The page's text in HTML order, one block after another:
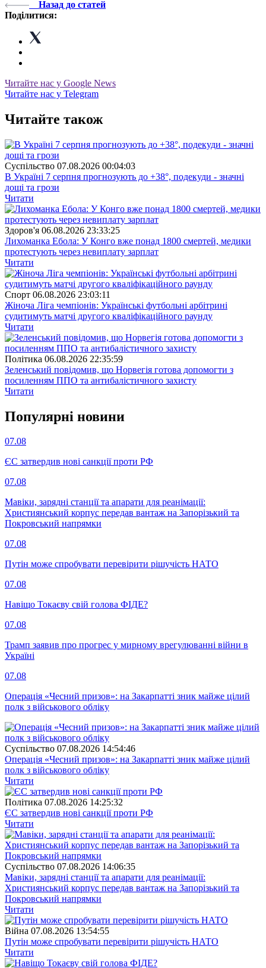
Назад до статей
Поділитися:
Читайте нас у Google News
Читайте нас у Telegram
Читайте також
Суспiльство 07.08.2026 00:04:03
В Україні 7 серпня прогнозують до +38°, подекуди - значні
дощі та грози
Читати
Здоров'я 06.08.2026 23:33:25
Лихоманка Ебола: У Конго вже понад 1800 смертей, медики
протестують через невиплату зарплат
Читати
Спорт 06.08.2026 23:03:11
Жіноча Ліга чемпіонів: Українські футбольні арбітрині
судитимуть матчі другого кваліфікаційного раунду
Читати
Полiтика 06.08.2026 22:35:59
Зеленський повідомив, що Норвегія готова допомогти з
посиленням ППО та антибалістичного захисту
Читати
Популярнi новини
07.08
ЄС затвердив нові санкції проти РФ
07.08
Мавіки, зарядні станції та апарати для реанімації:
Християнський корпус передав вантаж на Запорізький та
Покровський напрямки
07.08
Путін може спробувати перевірити рішучість НАТО
07.08
Навіщо Токаєву свій голова ФІДЕ?
07.08
Трамп заявив про прогрес у мирному врегулюванні війни в
Україні
07.08
Операція «Чесний призов»: на Закарпатті зник майже цілий
полк з військового обліку
Суспiльство 07.08.2026 14:54:46
Операція «Чесний призов»: на Закарпатті зник майже цілий
полк з військового обліку
Читати
Полiтика 07.08.2026 14:25:32
ЄС затвердив нові санкції проти РФ
Читати
Суспiльство 07.08.2026 14:06:35
Мавіки, зарядні станції та апарати для реанімації:
Християнський корпус передав вантаж на Запорізький та
Покровський напрямки
Читати
Війна 07.08.2026 13:54:55
Путін може спробувати перевірити рішучість НАТО
Читати